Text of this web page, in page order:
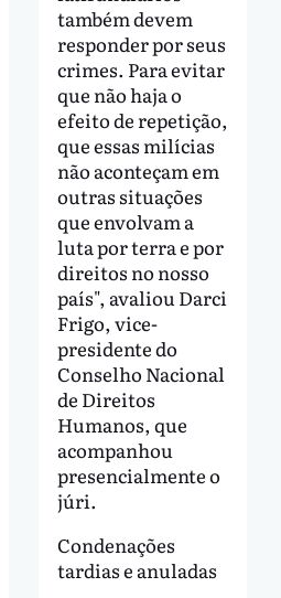
também devem
responder por seus
crimes. Para evitar
que não haja o
efeito de repetição,
que essas milícias
não aconteçam em
outras situações
que envolvam a
luta por terra e por
direitos no nosso
país", avaliou Darci
Frigo, vice-
presidente do
Conselho Nacional
de Direitos
Humanos, que
acompanhou
presencialmente o
júri.
Condenações
tardias e anuladas